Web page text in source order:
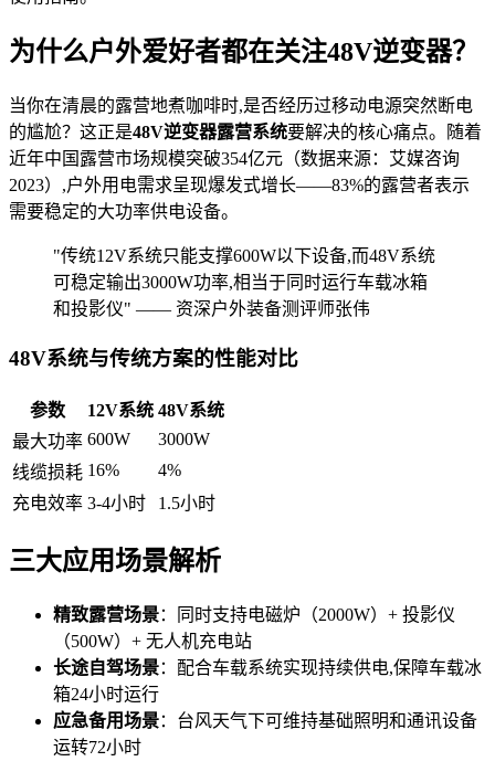
为什么户外爱好者都在关注48V逆变器？
当你在清晨的露营地煮咖啡时,是否经历过移动电源突然断电
的尴尬？这正是48V逆变器露营系统要解决的核心痛点。随着
近年中国露营市场规模突破354亿元（数据来源：艾媒咨询
2023）,户外用电需求呈现爆发式增长——83%的露营者表示
需要稳定的大功率供电设备。
"传统12V系统只能支撑600W以下设备,而48V系统
可稳定输出3000W功率,相当于同时运行车载冰箱
和投影仪" —— 资深户外装备测评师张伟
48V系统与传统方案的性能对比
参数 12V系统 48V系统
最大功率 600W
3000W
线缆损耗 16%
4%
充电效率 3-4小时 1.5小时
三大应用场景解析
精致露营场景：同时支持电磁炉（2000W）+ 投影仪
（500W）+ 无人机充电站
长途自驾场景：配合车载系统实现持续供电,保障车载冰
箱24小时运行
应急备用场景：台风天气下可维持基础照明和通讯设备
运转72小时